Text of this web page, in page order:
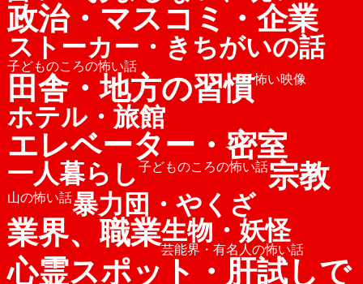
政治・マスコミ・企業
ストーカー・きちがいの話
子どものころの怖い話
田舎・地方の習慣怖い映像
ホテル・旅館
エレベーター・密室
一人暮らし 子どものころの怖い話宗教
山の怖い話暴力団・やくざ
業界、職業生物・妖怪
芸能界・有名人の怖い話
心霊スポット・肝試しで